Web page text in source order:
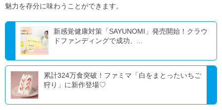
魅力を存分に味わうことができます。
新感覚健康対策「SAYUNOMI」発売開始！クラウ
ドファンディングで成功、...
累計324万食突破！ファミマ「白をまとったいちご
狩り」に新作登場♡